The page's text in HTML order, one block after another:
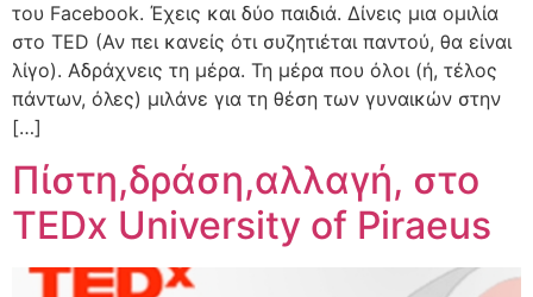
του Facebook. Έχεις και δύο παιδιά. Δίνεις μια ομιλία
στο TED (Αν πει κανείς ότι συζητιέται παντού, θα είναι
λίγο). Αδράχνεις τη μέρα. Τη μέρα που όλοι (ή, τέλος
πάντων, όλες) μιλάνε για τη θέση των γυναικών στην
[…]
Πίστη,δράση,αλλαγή, στο
TEDx University of Piraeus